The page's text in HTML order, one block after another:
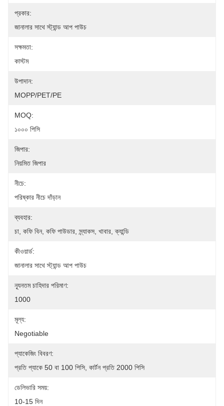
প্রকার:
জানালার সাথে স্ট্যান্ড আপ পাউচ
সক্ষমতা:
কাস্টম
উপাদান:
MOPP/PET/PE
MOQ:
১০০০ পিসি
জিপার:
নিয়মিত জিপার
নীচে:
পরিষ্কার নীচে দাঁড়ান
ব্যবহার:
চা, কফি বিন, কফি পাউডার, স্ন্যাকস, খাবার, ক্যান্ডি
কীওয়ার্ড:
জানালার সাথে স্ট্যান্ড আপ পাউচ
ন্যূনতম চাহিদার পরিমাণ:
1000
মূল্য:
Negotiable
প্যাকেজিং বিবরণ:
প্রতি প্যাকে 50 বা 100 পিসি, কার্টন প্রতি 2000 পিসি
ডেলিভারি সময়:
10-15 দিন